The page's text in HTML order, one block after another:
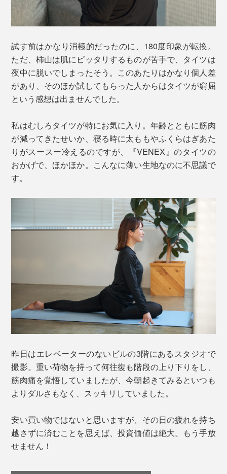
試す前はかなり消極的だったのに、180度印象が転換。
ただ、柿山は肌にピッタリするものが苦手で、タイツは
夜中に脱いでしまったそう。このあたりはかなり個人差
があり、そのほか試してもらった人からはタイツが窮屈
という感想は出ませんでした。
私はむしろタイツが特にお気に入り。年齢とともに筋肉
が減ってきたせいか、寝る時に太ももやふくらはぎあた
りがスースー冷えるのですが、『VENEX』のタイツの
おかげで、ほかほか。こんなに薄い生地なのに不思議で
す。
昨日はエレベーターのないビルの3階にあるスタジオで
撮影。重い荷物を持って何往復も階段の上り下りをし、
筋肉痛を覚悟していましたが、今朝起きてみるといつも
よりダルさもなく、スッキリしていました。
安い買い物ではないと思いますが、その日の疲れを持ち
越さずに済むことを思えば、投資価値は絶大。もう手放
せません！